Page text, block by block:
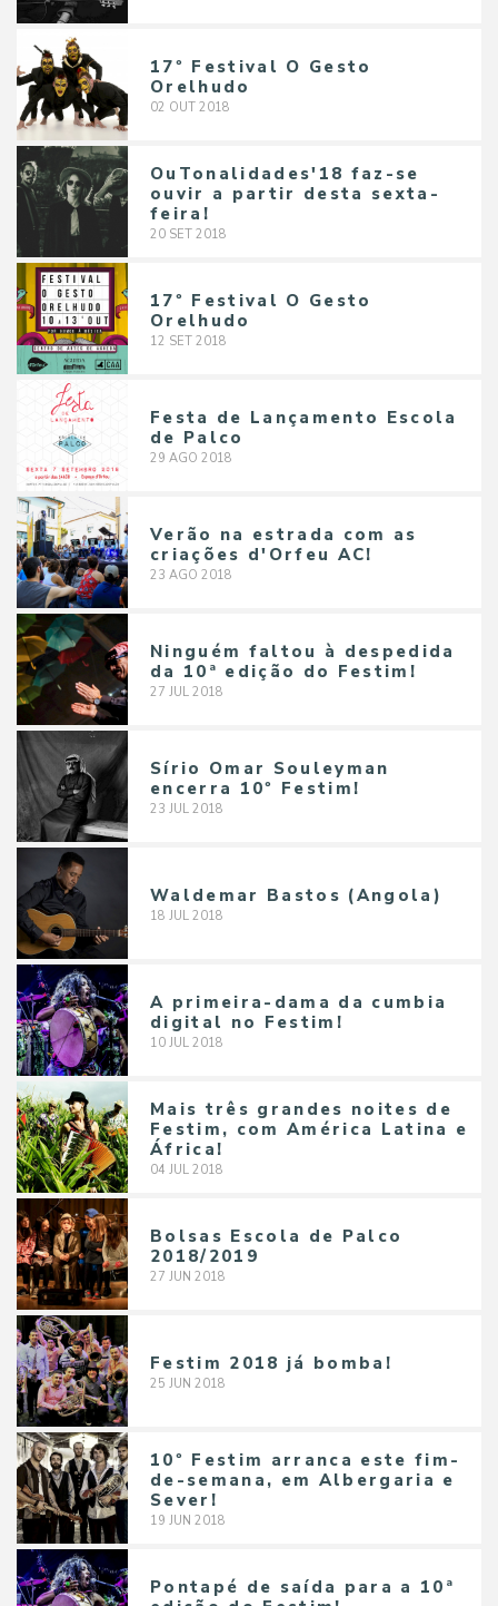
17º Festival O Gesto
Orelhudo
02 OUT 2018
OuTonalidades'18 faz-se
ouvir a partir desta sexta-
feira!
20 SET 2018
17º Festival O Gesto
Orelhudo
12 SET 2018
Festa de Lançamento Escola
de Palco
29 AGO 2018
Verão na estrada com as
criações d'Orfeu AC!
23 AGO 2018
Ninguém faltou à despedida
da 10ª edição do Festim!
27 JUL 2018
Sírio Omar Souleyman
encerra 10º Festim!
23 JUL 2018
Waldemar Bastos (Angola)
18 JUL 2018
A primeira-dama da cumbia
digital no Festim!
10 JUL 2018
Mais três grandes noites de
Festim, com América Latina e
África!
04 JUL 2018
Bolsas Escola de Palco
2018/2019
27 JUN 2018
Festim 2018 já bomba!
25 JUN 2018
10º Festim arranca este fim-
de-semana, em Albergaria e
Sever!
19 JUN 2018
Pontapé de saída para a 10ª